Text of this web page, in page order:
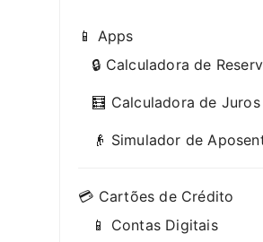
📱 Apps
🔒 Calculadora de
🧮 Calculadora de
👴 Simulador de
💳 Cartões de Crédito
📱 Contas Digitais